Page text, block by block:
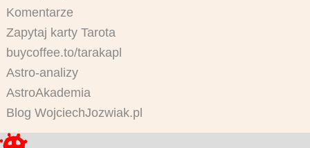
Komentarze
Zapytaj karty Tarota
buycoffee.to/tarakapl
Astro-analizy
AstroAkademia
Blog WojciechJozwiak.pl